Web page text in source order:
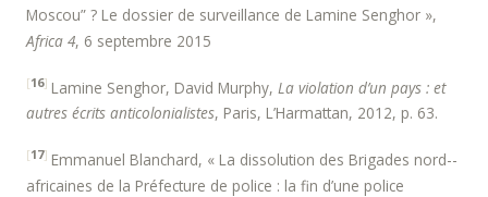
Moscou” ? Le dossier de surveillance de Lamine Senghor »,
Africa 4, 6 septembre 2015
[16] Lamine Senghor, David Murphy, La violation d’un pays : et
autres écrits anticolonialistes, Paris, L’Harmattan, 2012, p. 63.
[17] Emmanuel Blanchard, « La dissolution des Brigades nord-­
africaines de la Préfecture de police : la fin d’une police